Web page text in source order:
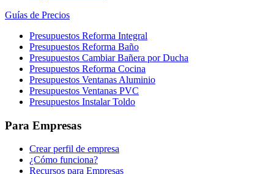
Guías de Precios
Presupuestos Reforma Integral
Presupuestos Reforma Baño
Presupuestos Cambiar Bañera por Ducha
Presupuestos Reforma Cocina
Presupuestos Ventanas Aluminio
Presupuestos Ventanas PVC
Presupuestos Instalar Toldo
Para Empresas
Crear perfil de empresa
¿Cómo funciona?
Recursos para Empresas